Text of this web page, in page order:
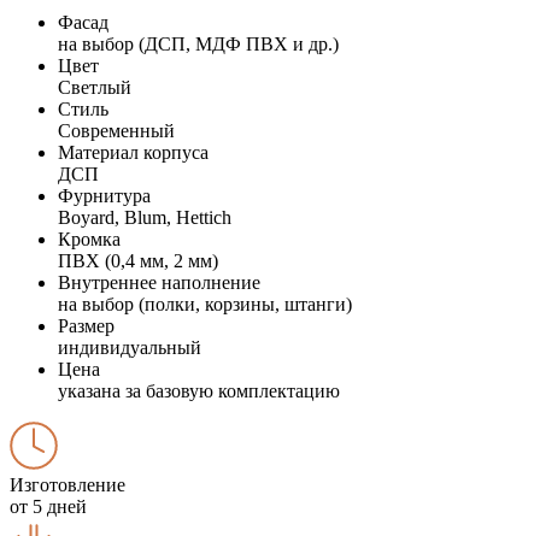
Фасад
на выбор (ДСП, МДФ ПВХ и др.)
Цвет
Светлый
Стиль
Современный
Материал корпуса
ДСП
Фурнитура
Boyard, Blum, Hettich
Кромка
ПВХ (0,4 мм, 2 мм)
Внутреннее наполнение
на выбор (полки, корзины, штанги)
Размер
индивидуальный
Цена
указана за базовую комплектацию
Изготовление
от 5 дней